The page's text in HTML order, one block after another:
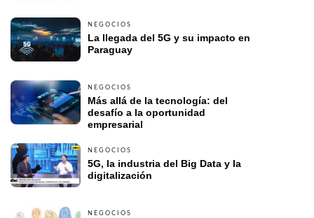
NEGOCIOS
La llegada del 5G y su impacto en
Paraguay
NEGOCIOS
Más allá de la tecnología: del
desafío a la oportunidad
empresarial
NEGOCIOS
5G, la industria del Big Data y la
digitalización
NEGOCIOS